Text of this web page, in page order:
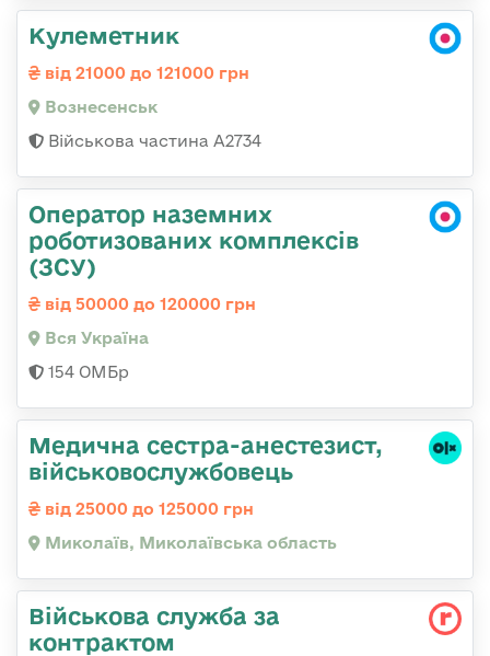
Кулеметник
від 21000 до 121000 грн
Вознесенськ
Військова частина А2734
Оператор наземних
роботизованих комплексів
(ЗСУ)
від 50000 до 120000 грн
Вся Україна
154 ОМБр
Медична сестpа-анестезист,
військовослужбовець
від 25000 до 125000 грн
Миколаїв, Миколаївська область
Військова служба за
контрактом